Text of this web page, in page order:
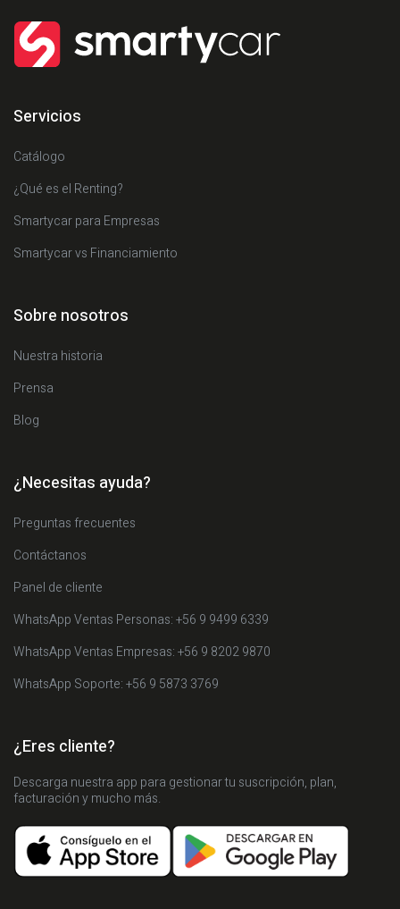
Servicios
Catálogo
¿Qué es el Renting?
Smartycar para Empresas
Smartycar vs Financiamiento
Sobre nosotros
Nuestra historia
Prensa
Blog
¿Necesitas ayuda?
Preguntas frecuentes
Contáctanos
Panel de cliente
WhatsApp Ventas Personas: +56 9 9499 6339
WhatsApp Ventas Empresas: +56 9 8202 9870
WhatsApp Soporte: +56 9 5873 3769
¿Eres cliente?
Descarga nuestra app para gestionar tu suscripción, plan,
facturación y mucho más.